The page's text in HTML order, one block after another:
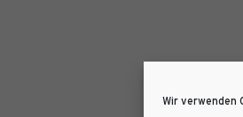
Wir verwenden